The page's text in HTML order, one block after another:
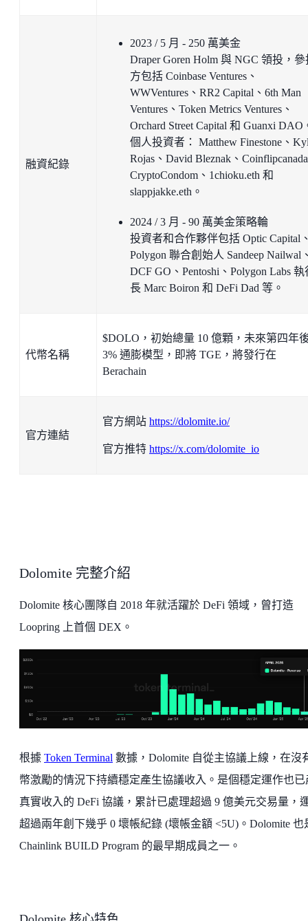
融資紀錄
2023 / 5 月 - 250 萬美金
Draper Goren Holm 與 NGC 領投，參
方包括 Coinbase Ventures、
WWVentures、RR2 Capital、6th Man
Ventures、Token Metrics Ventures、
Orchard Street Capital 和 Guanxi DAO
個人投資者： Matthew Finestone、
Rojas、David Bleznak、
CryptoCondom、1chioku.eth 和
slappjakke.eth。
2024 / 3 月 - 90 萬美金策略輪
投資者和合作夥伴包括 Optic Capital
Polygon 聯合創始人 Sandeep Nailwal
DCF GO、Pentoshi、Polygon Labs 執
長 Marc Boiron 和 DeFi Dad 等。
代幣名稱
$DOLO，初始總量 10 億顆，未來第四年
3% 通膨模型，即將 TGE，將發行在
Berachain
官方連結
官方網站 https://dolomite.io/
官方推特 https://x.com/dolomite_io
Dolomite 完整介紹
Dolomite 核心團隊自 2018 年就活躍於 DeFi 領域，曾打造
Loopring 上首個 DEX。
根據 Token Terminal 數據，Dolomite 自從主協議上線，在沒
幣激勵的情況下持續穩定產生協議收入。是個穩定運作也已
真實收入的 DeFi 協議，累計已處理超過 9 億美元交易量，
超過兩年創下幾乎 0 壞帳紀錄 (壞帳金額 <5U)。Dolomite 也
Chainlink BUILD Program 的最早期成員之一。